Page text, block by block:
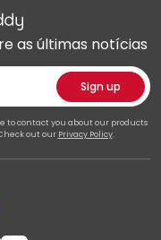
as últimas notícias
to contact you about our products
out our Privacy Policy.